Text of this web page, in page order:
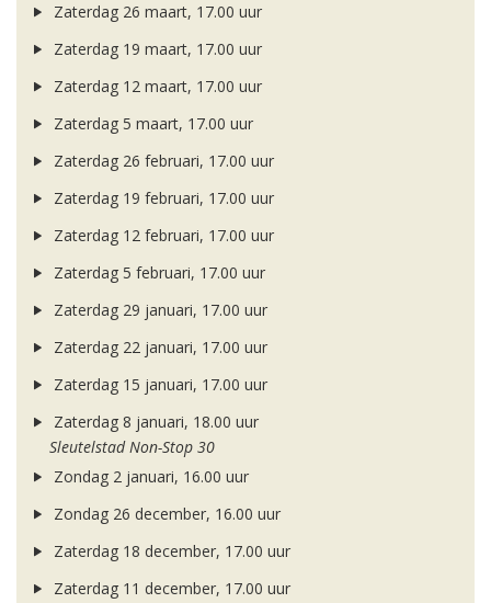
Zaterdag 26 maart, 17.00 uur
Zaterdag 19 maart, 17.00 uur
Zaterdag 12 maart, 17.00 uur
Zaterdag 5 maart, 17.00 uur
Zaterdag 26 februari, 17.00 uur
Zaterdag 19 februari, 17.00 uur
Zaterdag 12 februari, 17.00 uur
Zaterdag 5 februari, 17.00 uur
Zaterdag 29 januari, 17.00 uur
Zaterdag 22 januari, 17.00 uur
Zaterdag 15 januari, 17.00 uur
Zaterdag 8 januari, 18.00 uur
Sleutelstad Non-Stop 30
Zondag 2 januari, 16.00 uur
Zondag 26 december, 16.00 uur
Zaterdag 18 december, 17.00 uur
Zaterdag 11 december, 17.00 uur